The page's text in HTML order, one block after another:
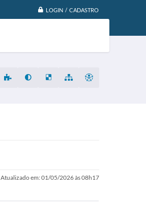
LOGIN / CADASTRO
Atualizado em: 01/05/2026 às 08h17